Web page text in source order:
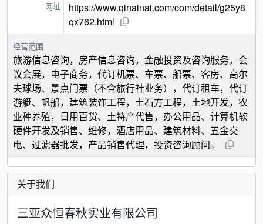
网址
https://www.qinainai.com/com/detail/g25y8
qx762.html
经营范围
旅游信息咨询，房产信息咨询，金融投资及咨询服务，会
议会展，电子商务，代订机票、车票、船票、客房、高尔
夫球场、景点门票（不含旅行社业务），代订租车，代订
游艇、帆船，建筑装饰工程，土石方工程，土地开发，农
业种养殖，日用百货、土特产代售，办公用品、计算机软
硬件开发及销售、维修，酒店用品、建筑材料、五金交
电、过滤器批发，产品销售代理，投资咨询顾问。
关于我们
三亚众恒春秋实业有限公司